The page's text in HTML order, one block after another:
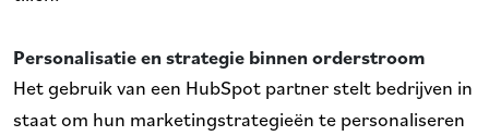
Personalisatie en strategie binnen orderstroom
Het gebruik van een HubSpot partner stelt bedrijven in
staat om hun marketingstrategieën te personaliseren